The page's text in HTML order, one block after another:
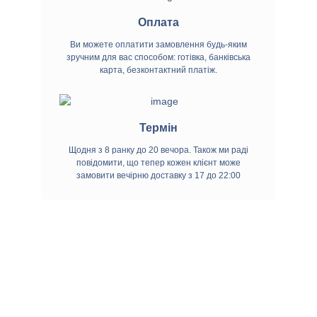
Оплата
Ви можете оплатити замовлення будь-яким
зручним для вас способом: готівка, банківська
карта, безконтактний платіж.
Термін
Щодня з 8 ранку до 20 вечора. Також ми раді
повідомити, що тепер кожен клієнт може
замовити вечірню доставку з 17 до 22:00